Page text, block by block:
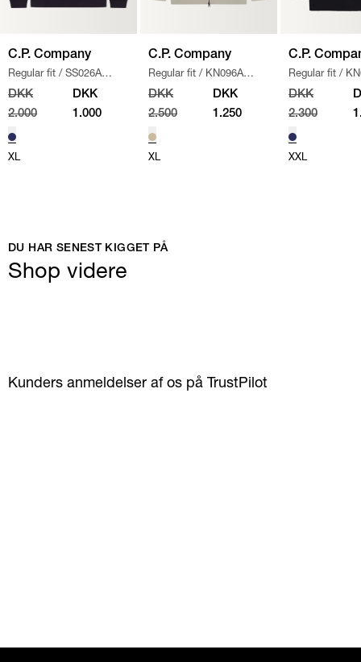
C.P. Company
Regular fit / SS026A
005086W SWEATSHIRT
DKK
2.000
DKK
1.000
XL
C.P. Company
Regular fit / KN096A
110560A STRIK / SAND
DKK
2.500
DKK
1.250
XL
C.P.
Regular fit /
/ NAVY
DKK
2.300
XXL
DU HAR SENEST KIGGET PÅ
Shop videre
Kunders anmeldelser af os på TrustPilot